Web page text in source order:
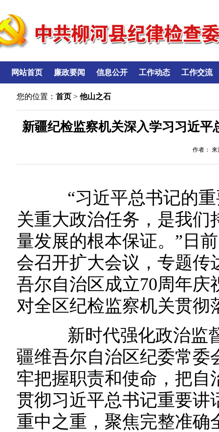
网站首页 廉政要闻 信息公开 工作动态 工作交流
您的位置：首页 >他山之石
新疆纪检监察机关深入学习习近
作者： 来
“习近平总书记的重
关重大政治任务，是我
量发展的根本保证。”日
会召开扩大会议，专题传
吾尔自治区成立70周年
对全区纪检监察机关贯彻
新时代强化政治监督
疆维吾尔自治区纪委常委
牢把握职责和使命，把自
贯彻习近平总书记重要讲
重中之重，聚焦完整准确